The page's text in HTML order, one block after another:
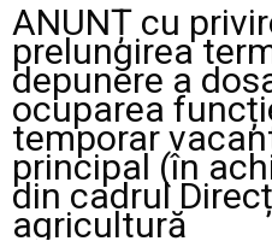
ANUNȚ cu
prelungirea
depunere a
ocuparea
temporar
principal (în
din cadrul
agricultură